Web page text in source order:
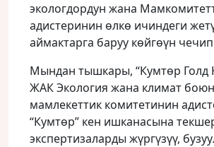
экологдордун жана
адистеринин өлкө ичиндеги
аймактарга баруу көйгөүн
Мындан тышкары, “Кумтөр Голд
ЖАК Экология жана климат
мамлекеттик комитетинин
“Кумтөр” кен ишканасына
экспертизаларды жүргүзүү,